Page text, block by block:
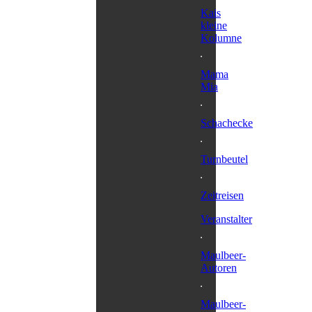
Kais
kleine
Kolumne
Mama
Mia
Schachecke
Turnbeutel
Zeitreisen
Veranstalter
Maulbeer-
Autoren
Maulbeer-